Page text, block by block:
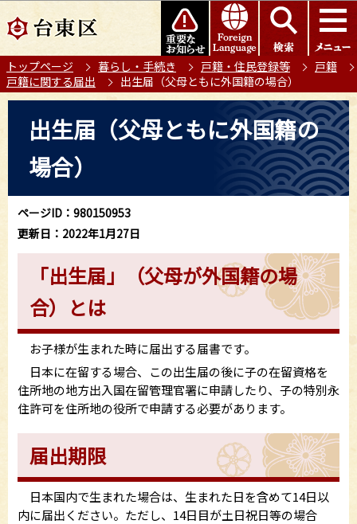
の
ー
ジ
このページの本文へ移動
トップページ 暮らし・手続き 戸籍・住民登録等
戸籍
戸籍に関する届出
出生届（父母ともに外国籍の場合）
ら
出生届（父母ともに外国籍の
場合）
ページID：980150953
更新日：2022年1月27日
「出生届」（父母が外国籍の場
合）とは
お子様が生まれた時に届出する届書です。
日本に在留する場合、この出生届の後に子の在留資格を
住所地の地方出入国在留管理官署に申請したり、子の特別永
住許可を住所地の役所で申請する必要があります。
届出期限
日本国内で生まれた場合は、生まれた日を含めて14日以
内に届出ください。ただし、14日目が土日祝日等の場合